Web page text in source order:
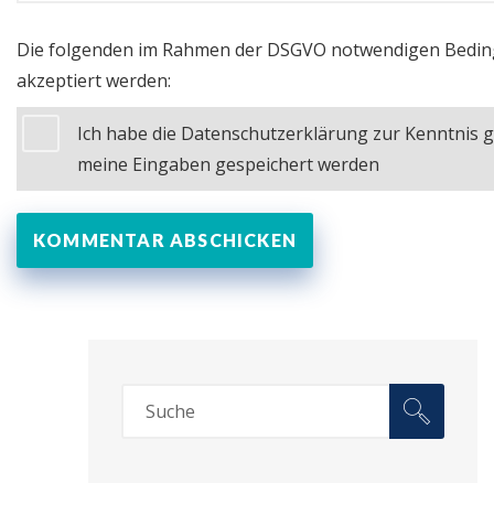
Die folgenden im Rahmen der DSGVO notwendigen
akzeptiert werden:
Ich habe die Datenschutzerklärung zur Kenntnis
meine Eingaben gespeichert werden